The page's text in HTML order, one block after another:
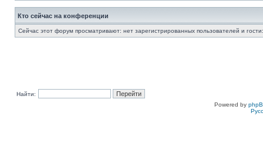
Кто сейчас на конференции
Сейчас этот форум просматривают: нет зарегистрированных пользователей и
Найти:
Powered by